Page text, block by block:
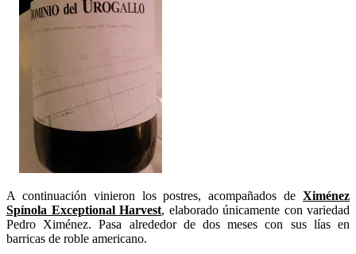
A continuación vinieron los postres, acompañados de Ximénez
Spínola Exceptional Harvest, elaborado únicamente con variedad
Pedro Ximénez. Pasa alrededor de dos meses con sus lías en
barricas de roble americano.